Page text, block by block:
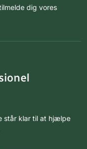
dig vores
står klar til at hjælpe